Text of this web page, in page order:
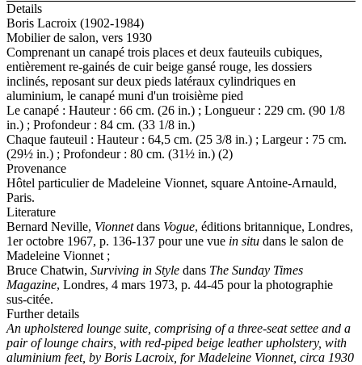
Details
Boris Lacroix (1902-1984)
Mobilier de salon, vers 1930
Comprenant un canapé trois places et deux fauteuils cubiques,
entièrement re-gainés de cuir beige gansé rouge, les dossiers
inclinés, reposant sur deux pieds latéraux cylindriques en
aluminium, le canapé muni d'un troisième pied
Le canapé : Hauteur : 66 cm. (26 in.) ; Longueur : 229 cm. (90 1/8
in.) ; Profondeur : 84 cm. (33 1/8 in.)
Chaque fauteuil : Hauteur : 64,5 cm. (25 3/8 in.) ; Largeur : 75 cm.
(29½ in.) ; Profondeur : 80 cm. (31½ in.) (2)
Provenance
Hôtel particulier de Madeleine Vionnet, square Antoine-Arnauld,
Paris.
Literature
Bernard Neville, Vionnetdans Vogue, éditions britannique, Londres,
1er octobre 1967, p. 136-137 pour une vue in situ dans le salon de
Madeleine Vionnet ;
Bruce Chatwin, Surviving in Style dans The Sunday Times
Magazine, Londres, 4 mars 1973, p. 44-45 pour la photographie
sus-citée.
Further details
An upholstered lounge suite, comprising of a three-seat settee and a
pair of lounge chairs, with red-piped beige leather upholstery, with
aluminium feet, by Boris Lacroix, for Madeleine Vionnet, circa 1930